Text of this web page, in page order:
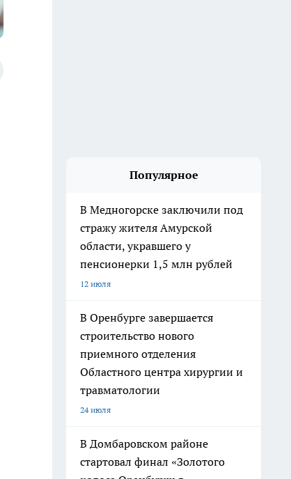
Популярное
В Медногорске заключили под
стражу жителя Амурской
области, укравшего у
пенсионерки 1,5 млн рублей
12 июля
В Оренбурге завершается
строительство нового
приемного отделения
Областного центра хирургии и
травматологии
24 июля
В Домбаровском районе
стартовал финал «Золотого